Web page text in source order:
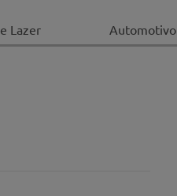
Lazer Automotivo